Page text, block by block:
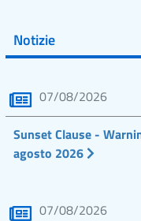
Notizie
07/08/2026
Sunset Clause -
agosto 2026
07/08/2026